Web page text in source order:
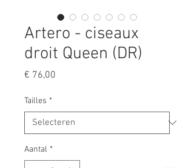
Artero - ciseaux
droit Queen (DR)
€ 76,00
Tailles *
Aantal *